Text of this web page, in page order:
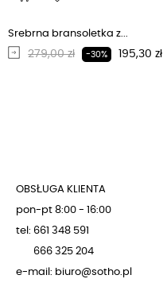
Srebrna bransoletka z...
Regularna cena
279,00 zł -30% Cena
195,30 zł
OBSŁUGA KLIENTA
pon-pt 8:00 - 16:00
tel: 661 348 591
666 325 204
e-mail: biuro@sotho.pl